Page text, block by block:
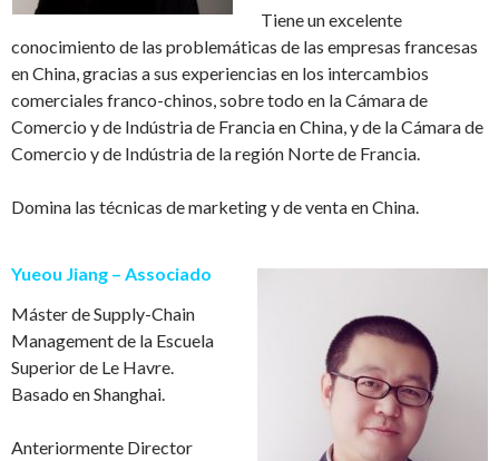
Tiene un excelente
conocimiento de las problemáticas de las empresas francesas
en China, gracias a sus experiencias en los intercambios
comerciales franco-chinos, sobre todo en la Cámara de
Comercio y de Indústria de Francia en China, y de la Cámara de
Comercio y de Indústria de la región Norte de Francia.
Domina las técnicas de marketing y de venta en China.
Yueou Jiang – Associado
Máster de Supply-Chain
Management de la Escuela
Superior de Le Havre.
Basado en Shanghai.
Anteriormente Director